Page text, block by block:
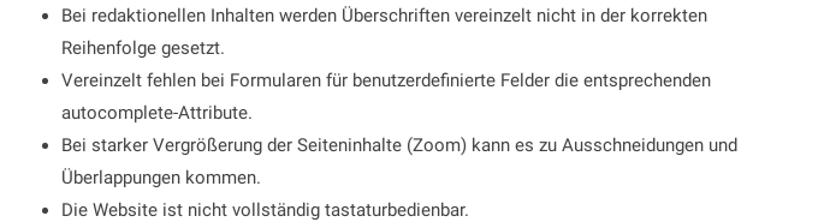
Bei redaktionellen Inhalten werden Überschriften vereinzelt nicht in der korrekten
Reihenfolge gesetzt.
Vereinzelt fehlen bei Formularen für benutzerdefinierte Felder die entsprechenden
autocomplete-Attribute.
Bei starker Vergrößerung der Seiteninhalte (Zoom) kann es zu Ausschneidungen und
Überlappungen kommen.
Die Website ist nicht vollständig tastaturbedienbar.